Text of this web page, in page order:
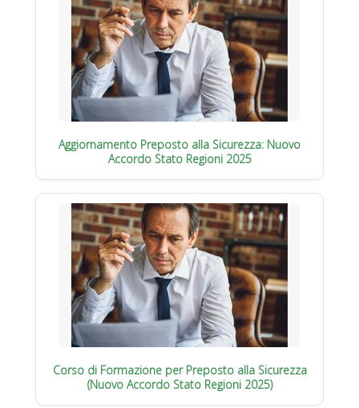
Aggiornamento Preposto alla Sicurezza: Nuovo
Accordo Stato Regioni 2025
Corso di Formazione per Preposto alla Sicurezza
(Nuovo Accordo Stato Regioni 2025)